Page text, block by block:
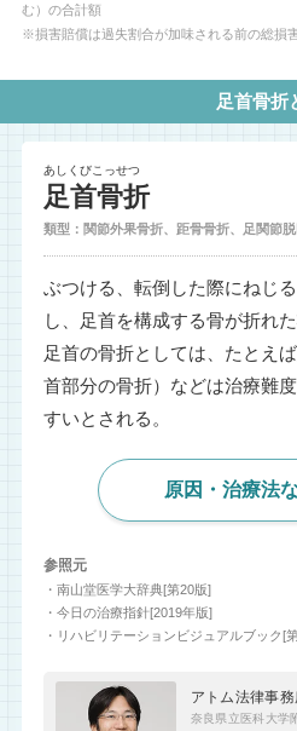
む）の合計額
※損害賠償は過失割合が加味される前の総損
足首骨折
あしくびこっせつ
足首骨折
類型：関節外果骨折、距骨骨折、足関節
ぶつける、転倒した際にねじ
し、足首を構成する骨が折れた
足首の骨折としては、たとえ
首部分の骨折）などは治療難
すいとされる。
原因・治療法
参照元
・南山堂医学大辞典[第20版]
・今日の治療指針[2019年版]
・リハビリテーションビジュアルブック[
アトム法律事
奈良県立医科大学